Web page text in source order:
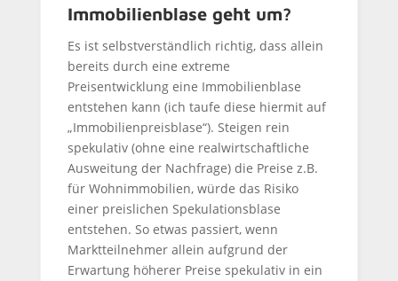
Immobilienblase geht um?
Es ist selbstverständlich richtig, dass allein
bereits durch eine extreme
Preisentwicklung eine Immobilienblase
entstehen kann (ich taufe diese hiermit auf
„Immobilienpreisblase“). Steigen rein
spekulativ (ohne eine realwirtschaftliche
Ausweitung der Nachfrage) die Preise z.B.
für Wohnimmobilien, würde das Risiko
einer preislichen Spekulationsblase
entstehen. So etwas passiert, wenn
Marktteilnehmer allein aufgrund der
Erwartung höherer Preise spekulativ in ein